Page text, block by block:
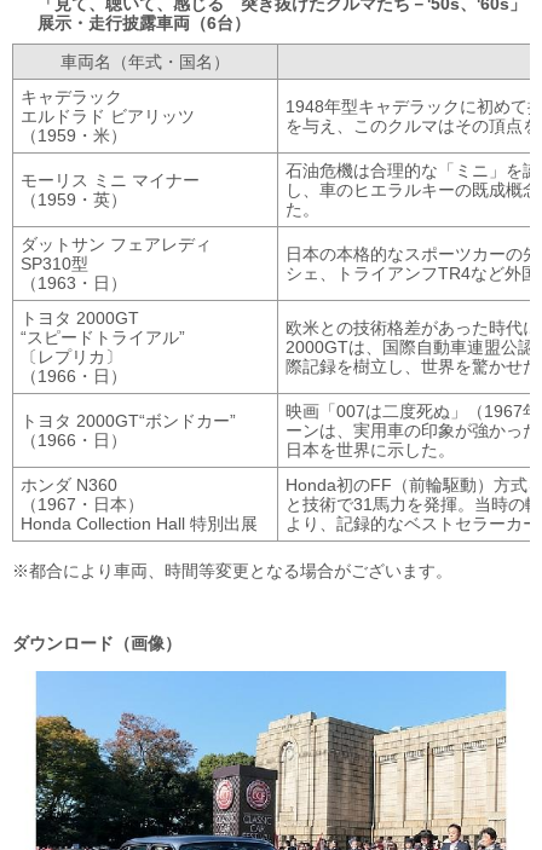
展示・走行披露車両（6台）
車両名（年式・国名）
キャデラック
エルドラド ビアリッツ
（1959・米）
1948年型キャデラックに初めて
を与え、このクルマはその頂点
モーリス ミニ マイナー
（1959・英）
石油危機は合理的な「ミニ」を
し、車のヒエラルキーの既成概
た。
ダットサン フェアレディ
SP310型
（1963・日）
日本の本格的なスポーツカーの
シェ、トライアンフTR4など外
トヨタ 2000GT
“スピードトライアル”
〔レプリカ〕
（1966・日）
欧米との技術格差があった時代
2000GTは、国際自動車連盟公
際記録を樹立し、世界を驚かせ
トヨタ 2000GT“ボンドカー”
（1966・日）
映画「007は二度死ぬ」（1967
ーンは、実用車の印象が強かっ
日本を世界に示した。
ホンダ N360
（1967・日本）
Honda Collection Hall 特別出展
Honda初のFF（前輪駆動）方式
と技術で31馬力を発揮。当時の
より、記録的なベストセラーカ
都合により車両、時間等変更となる場合がございます。
ダウンロード（画像）